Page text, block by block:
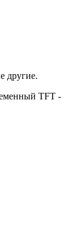
другие.
TFT -